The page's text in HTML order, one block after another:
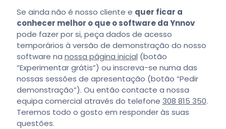
Se ainda não é nosso cliente e quer ficar a
conhecer melhor o que o software da Ynnov
pode fazer por si, peça dados de acesso
temporários à versão de demonstração do nosso
software na nossa página inicial (botão
“Experimentar grátis”) ou inscreva-se numa das
nossas sessões de apresentação (botão “Pedir
demonstração”). Ou então contacte a nossa
equipa comercial através do telefone 308 815 350.
Teremos todo o gosto em responder às suas
questões.